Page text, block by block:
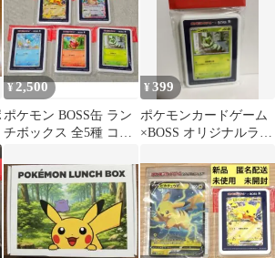
¥ 2,500
ポケモン BOSS缶 ラン
チボックス 全5種 コン
¥399
ポケモンカードゲーム
×BOSS オリジナルラン